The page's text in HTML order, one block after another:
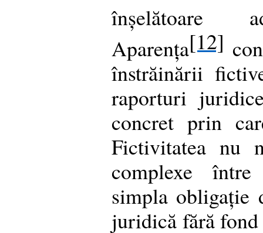
înșelătoare
Aparența[12]
înstrăinării
raporturi
concret prin
Fictivitatea nu
complexe
simpla obligație
juridică fără